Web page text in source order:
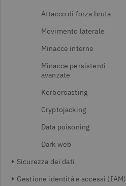
Attacco di forza bruta
Movimento laterale
Minacce interne
Minacce persistenti
avanzate
Kerberoasting
Cryptojacking
Data poisoning
Dark web
Sicurezza dei dati
Gestione identità e accessi (IAM)